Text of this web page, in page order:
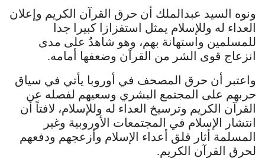
ونوه السيد عبدالملك أن حرق القرآن الكريم وإعلان
العداء له وللإسلام يمثل استفزازا كبيرا جدا
للمسلمين واستهانة بهم، وهو شاهدٌ على مدى
انزعاج قوى الشر من القرآن وضعفها أمامه.
واعتبر أن حرق المصحف في أوروبا يأتي في سياق
حربهم على المجتمع البشري وسعيهم لفصله عن
القرآن الكريم وترسيخ العداء له وللإسلام، لافتاً أن
انتشار الإسلام في المجتمعات الأوروبية وغير
المسلمة أثار قلق أعداء الإسلام وأزعجهم ودفعهم
لحرق القرآن الكريم.